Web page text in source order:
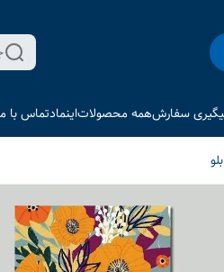
سفارشهمه محصولاتاینمادتماس با